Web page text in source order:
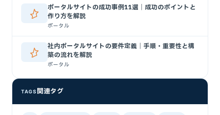
ポータルサイトの成功事例11選｜成功のポイントと
作り方を解説
ポータル
社内ポータルサイトの要件定義｜手順・重要性と構
築の流れを解説
ポータル
TAGS 関連タグ